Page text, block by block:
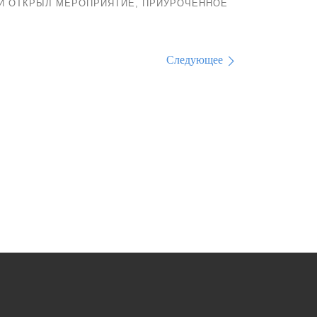
ОТКРЫЛ МЕРОПРИЯТИЕ, ПРИУРОЧЕННОЕ
Следующее